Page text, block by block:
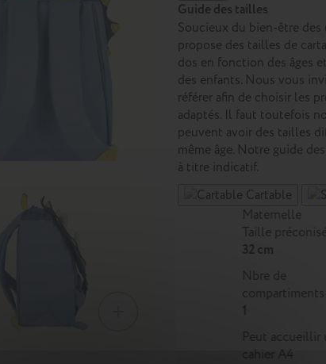
Guide des tailles
Soucieux du bien-être des
propose des tailles de
dos en fonction des âges
des enfants. Nous vous
référer afin de choisir les
adaptés. Il faut toutefois
peuvent avoir des tailles
même âge. Notre guide
à titre indicatif.
Cartable
Maternelle
Taille
32 cm
Nbre de
compartiments :
1
Peut accueillir
cahier A4